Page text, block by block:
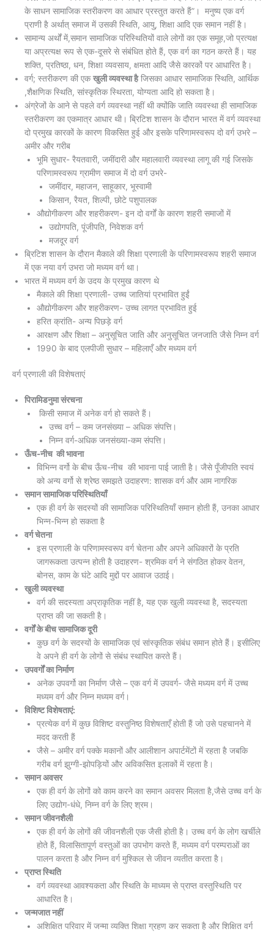
के साधन सामाजिक स्तरीकरण का आधार प्रस्तुत करते हैं”। मनुष्य एक वर्ग
प्राणी है अर्थात् समाज में उसकी स्थिति, आयु, शिक्षा आदि एक समान नहीं है।
सामान्य अर्थों में,समान सामाजिक परिस्थितियों वाले लोगों का एक समूह,जो प्रत्यक्ष
या अप्रत्यक्ष रूप से एक-दूसरे से संबंधित होते हैं, एक वर्ग का गठन करते हैं। यह
शक्ति, प्रतिष्ठा, धन, शिक्षा व्यवसाय, क्षमता आदि जैसे कारकों पर आधारित है।
वर्ग; स्तरीकरण की एकखुली व्यवस्था हैजिसका आधार सामाजिक स्थिति, आर्थिक
,शैक्षणिक स्थिति, सांस्कृतिक स्थिरता, योग्यता आदि हो सकता है।
अंग्रेजों के आने से पहले वर्ग व्यवस्था नहीं थी क्योंकि जाति व्यवस्था ही सामाजिक
स्तरीकरण का एकमात्र आधार थी। ब्रिटिश शासन के दौरान भारत में वर्ग व्यवस्था
दो प्रमुख कारकों के कारण विकसित हुई और इसके परिणामस्वरूप दो वर्ग उभरे –
अमीर और गरीब
भूमि सुधार- रैयतवारी, जमींदारी और महालवारी व्यवस्था लागू की गई जिसके
परिणामस्वरूप ग्रामीण समाज में दो वर्ग उभरे-
जमींदार, महाजन, साहूकार, भूस्वामी
किसान, रैयत, शिल्पी, छोटे पशुपालक
औद्योगीकरण और शहरीकरण- इन दो वर्गों के कारण शहरी समाजों में
उद्योगपति, पूंजीपति, निवेशक वर्ग
मजदूर वर्ग
ब्रिटिश शासन के दौरान मैकाले की शिक्षा प्रणाली के परिणामस्वरूप शहरी समाज
में एक नया वर्ग उभरा जो मध्यम वर्ग था।
भारत में मध्यम वर्ग के उदय के प्रमुख कारण थे
मैकाले की शिक्षा प्रणाली- उच्च जातियां प्रभावित हुईं
औद्योगीकरण और शहरीकरण- उच्च लागत प्रभावित हुई
हरित क्रांति- अन्य पिछड़े वर्ग
आरक्षण और शिक्षा – अनुसूचित जाति और अनुसूचित जनजाति जैसे निम्न वर्ग
1990 के बाद एलपीजी सुधार – महिलाएँ और मध्यम वर्ग
वर्ग प्रणाली की विशेषताएं
पिरामिडनुमा संरचना
किसी समाज में अनेक वर्ग हो सकते हैं।
उच्च वर्ग – कम जनसंख्या – अधिक संपत्ति।
निम्न वर्ग-अधिक जनसंख्या-कम संपत्ति।
ऊँच-नीच की भावना
विभिन्न वर्गो के बीच ऊँच-नीच की भावना पाई जाती है। जैसे पूँजीपति स्वयं
को अन्य वर्गो से श्रेष्ठ समझते उदाहरण: शासक वर्ग और आम नागरिक
समान सामाजिक परिस्थितियाँ
एक ही वर्ग के सदस्यों की सामाजिक परिस्थितियाँ समान होती हैं, उनका आधार
भिन्न-भिन्न हो सकता है
वर्ग चेतना
इस प्रणाली के परिणामस्वरूप वर्ग चेतना और अपने अधिकारों के प्रति
जागरूकता उत्पन्न होती है उदाहरण- श्रमिक वर्ग ने संगठित होकर वेतन,
बोनस, काम के घंटे आदि मुद्दों पर आवाज उठाई।
खुली व्यवस्था
वर्ग की सदस्यता अप्राकृतिक नहीं है, यह एक खुली व्यवस्था है, सदस्यता
प्राप्त की जा सकती है।
वर्गों के बीच सामाजिक दूरी
कुछ वर्ग के सदस्यों के सामाजिक एवं सांस्कृतिक संबंध समान होते हैं। इसीलिए
वे अपने ही वर्ग के लोगों से संबंध स्थापित करते हैं।
उपवर्गों का निर्माण
अनेक उपवर्गो का निर्माण जैसे – एक वर्ग में उपवर्ग- जैसे मध्यम वर्ग में उच्च
मध्यम वर्ग और निम्न मध्यम वर्ग।
विशिष्ट विशेषताएं:
प्रत्येक वर्ग में कुछ विशिष्ट वस्तुनिष्ठ विशेषताएँ होती हैं जो उसे पहचानने में
मदद करती हैं
जैसे – अमीर वर्ग पक्के मकानों और आलीशान अपार्टमेंटों में रहता है जबकि
गरीब वर्ग झुग्गी-झोपड़ियों और अविकसित इलाकों में रहता है।
समान अवसर⁠⁠ ⁠
एक ही वर्ग के लोगों को काम करने का समान अवसर मिलता है,जैसे उच्च वर्ग के
लिए उद्योग-धंधे, निम्न वर्ग के लिए श्रम।
समान जीवनशैली
एक ही वर्ग के लोगों की जीवनशैली एक जैसी होती है। उच्च वर्ग के लोग खर्चीले
होते हैं, विलासितापूर्ण वस्तुओं का उपभोग करते हैं, मध्यम वर्ग परम्पराओं का
पालन करता है और निम्न वर्ग मुश्किल से जीवन व्यतीत करता है।
प्राप्त स्थिति
वर्ग व्यवस्था आवश्यकता और स्थिति के माध्यम से प्राप्त वस्तुस्थिति पर
आधारित है।
जन्मजात नहीं
अशिक्षित परिवार में जन्मा व्यक्ति शिक्षा ग्रहण कर सकता है और शिक्षित वर्ग